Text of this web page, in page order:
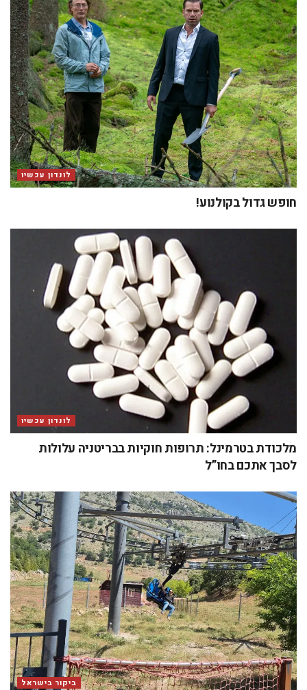
לונדון עכשיו
חופש גדול בקולנוע!
לונדון עכשיו
מלכודת בטרמינל: תרופות חוקיות בבריטניה עלולות
לסבך אתכם בחו”ל
ביקור בישראל